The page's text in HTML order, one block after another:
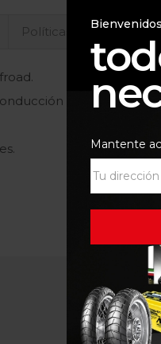
Políticas de la tienda
(corto delante,
Mantente